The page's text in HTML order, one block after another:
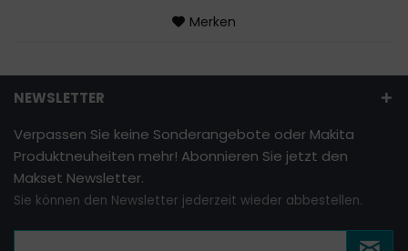
Merken
NEWSLETTER
Verpassen Sie keine Sonderangebote oder Makita
Produktneuheiten mehr! Abonnieren Sie jetzt den
Makset Newsletter.
Sie können den Newsletter jederzeit wieder abbestellen.